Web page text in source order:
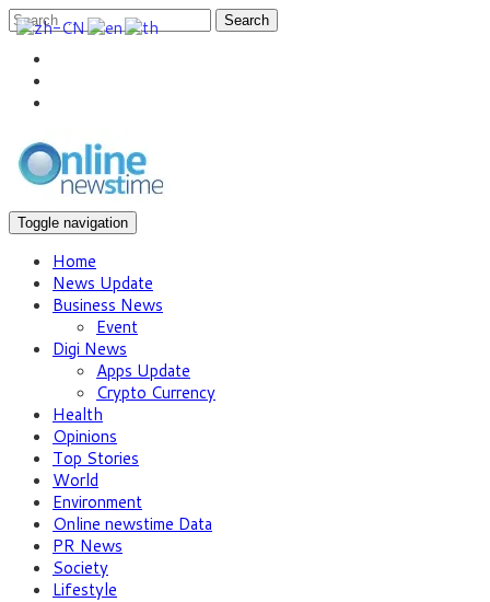
Search
Toggle navigation
Home
News Update
Business News
Event
Digi News
Apps Update
Crypto Currency
Health
Opinions
Top Stories
World
Environment
Online newstime Data
PR News
Society
Lifestyle